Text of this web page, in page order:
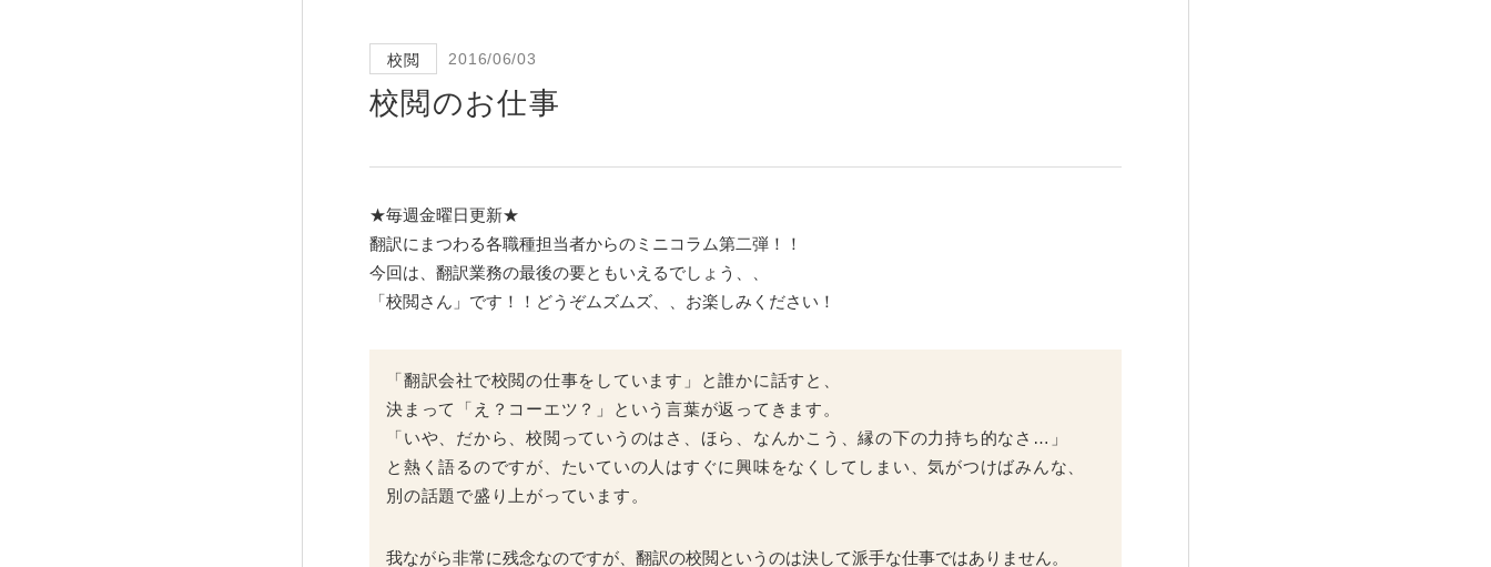
校閲 2016/06/03
校閲のお仕事
★毎週金曜日更新★
翻訳にまつわる各職種担当者からのミニコラム第二弾！！
今回は、翻訳業務の最後の要ともいえるでしょう、、
「校閲さん」です！！どうぞムズムズ、、お楽しみください！
「翻訳会社で校閲の仕事をしています」と誰かに話すと、
決まって「え？コーエツ？」という言葉が返ってきます。
「いや、だから、校閲っていうのはさ、ほら、なんかこう、縁の下の力持ち的なさ…」
と熱く語るのですが、たいていの人はすぐに興味をなくしてしまい、気がつけばみんな、
別の話題で盛り上がっています。
我ながら非常に残念なのですが、翻訳の校閲というのは決して派手な仕事ではありません。